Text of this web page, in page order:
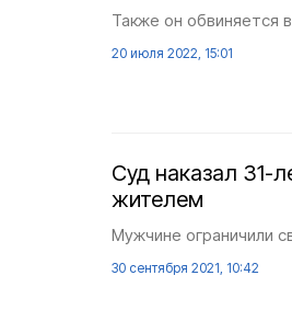
Также он обвиняется
20 июля 2022, 15:01
Суд наказал 31-
жителем
Мужчине ограничили
30 сентября 2021, 10:42